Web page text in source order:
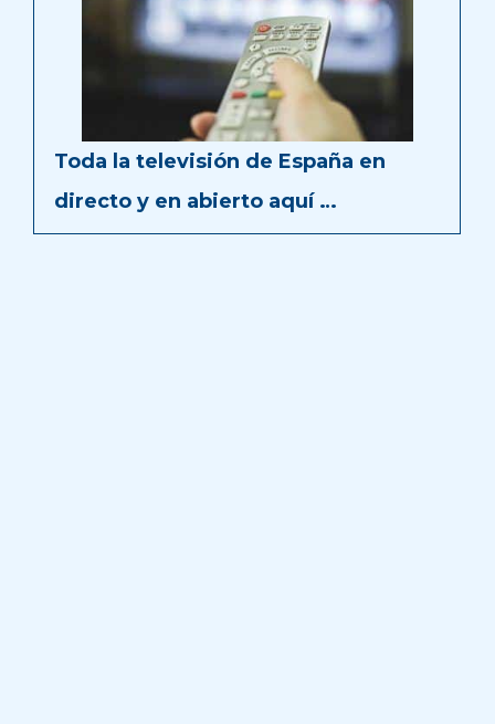
Toda la televisión de España en
directo y en abierto aquí …